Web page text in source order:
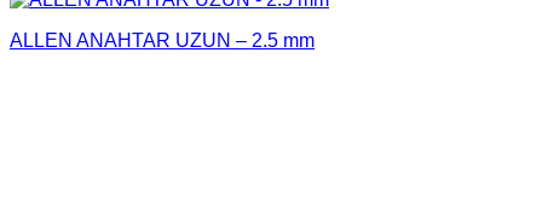
ALLEN ANAHTAR UZUN – 2.5 mm